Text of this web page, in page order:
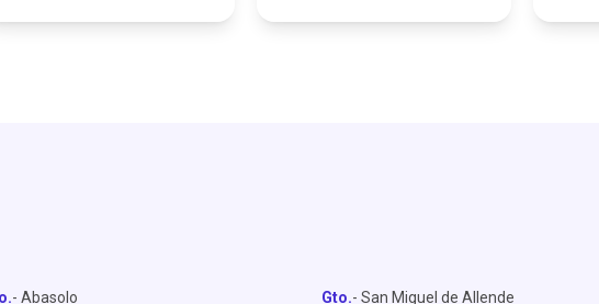
- Abasolo Gto.- San Miguel de Allende